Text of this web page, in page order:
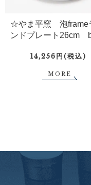
☆やま平窯 泡frame
ンドプレート26cm
14,256円(税込)
MORE